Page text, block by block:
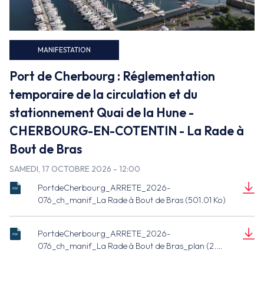
MANIFESTATION
Port de Cherbourg : Réglementation
temporaire de la circulation et du
stationnement Quai de la Hune -
CHERBOURG-EN-COTENTIN - La Rade à
Bout de Bras
SAMEDI, 17 OCTOBRE 2026 - 12:00
PortdeCherbourg_ARRETE_2026-
076_ch_manif_La Rade à Bout de Bras (501.01 Ko)
ARRETE_2026-
076_ch_manif_La
Rade à Bout de
Bras.pdf
(501.01 Ko)
PortdeCherbourg_ARRETE_2026-
076_ch_manif_La Rade à Bout de Bras_plan (2.53
ARRETE_2026-
076_ch_manif_La